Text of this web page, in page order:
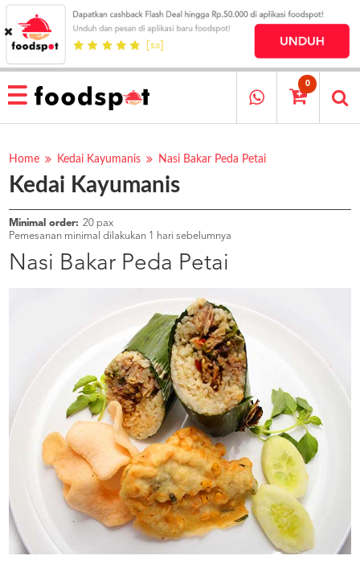
HOME
MENU
RESTAURANT
PESAN
OUR
COMPANY
KATA
MEREKA
KATALOG
TERMS
CONDITIONS
CALL
CENTER
021
5091
3494
0
Home Kedai Kayumanis Nasi Bakar Peda Petai
Kedai Kayumanis
Minimal order: 20 pax
Pemesanan minimal dilakukan 1 hari sebelumnya
Nasi Bakar Peda Petai